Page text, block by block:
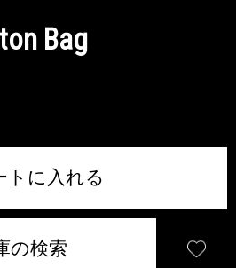
Bag
トに入れる
の検索